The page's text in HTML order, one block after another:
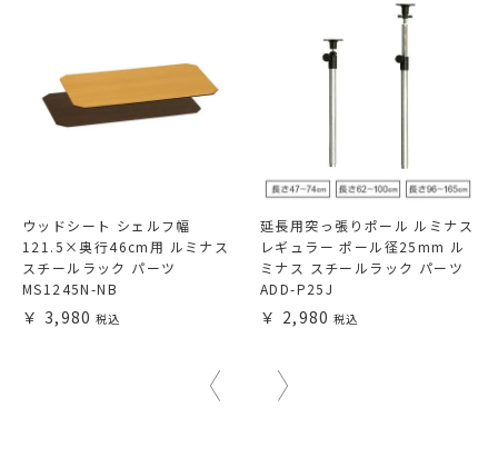
ウッドシート シェルフ幅
121.5×奥行46cm用 ルミナス
スチールラック パーツ
MS1245N-NB
3,980
延長用突っ張りポール ルミナス
レギュラー ポール径25mm ル
ミナス スチールラック パーツ
ADD-P25J
2,980